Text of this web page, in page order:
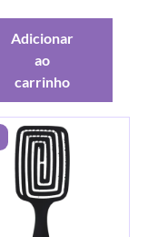
Adicionar
ao
carrinho